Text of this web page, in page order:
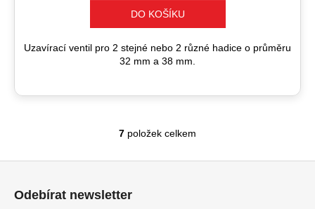
DO KOŠÍKU
Uzavírací ventil pro 2 stejné nebo 2 různé hadice o průměru
32 mm a 38 mm.
O
7 položek celkem
Odebírat newsletter